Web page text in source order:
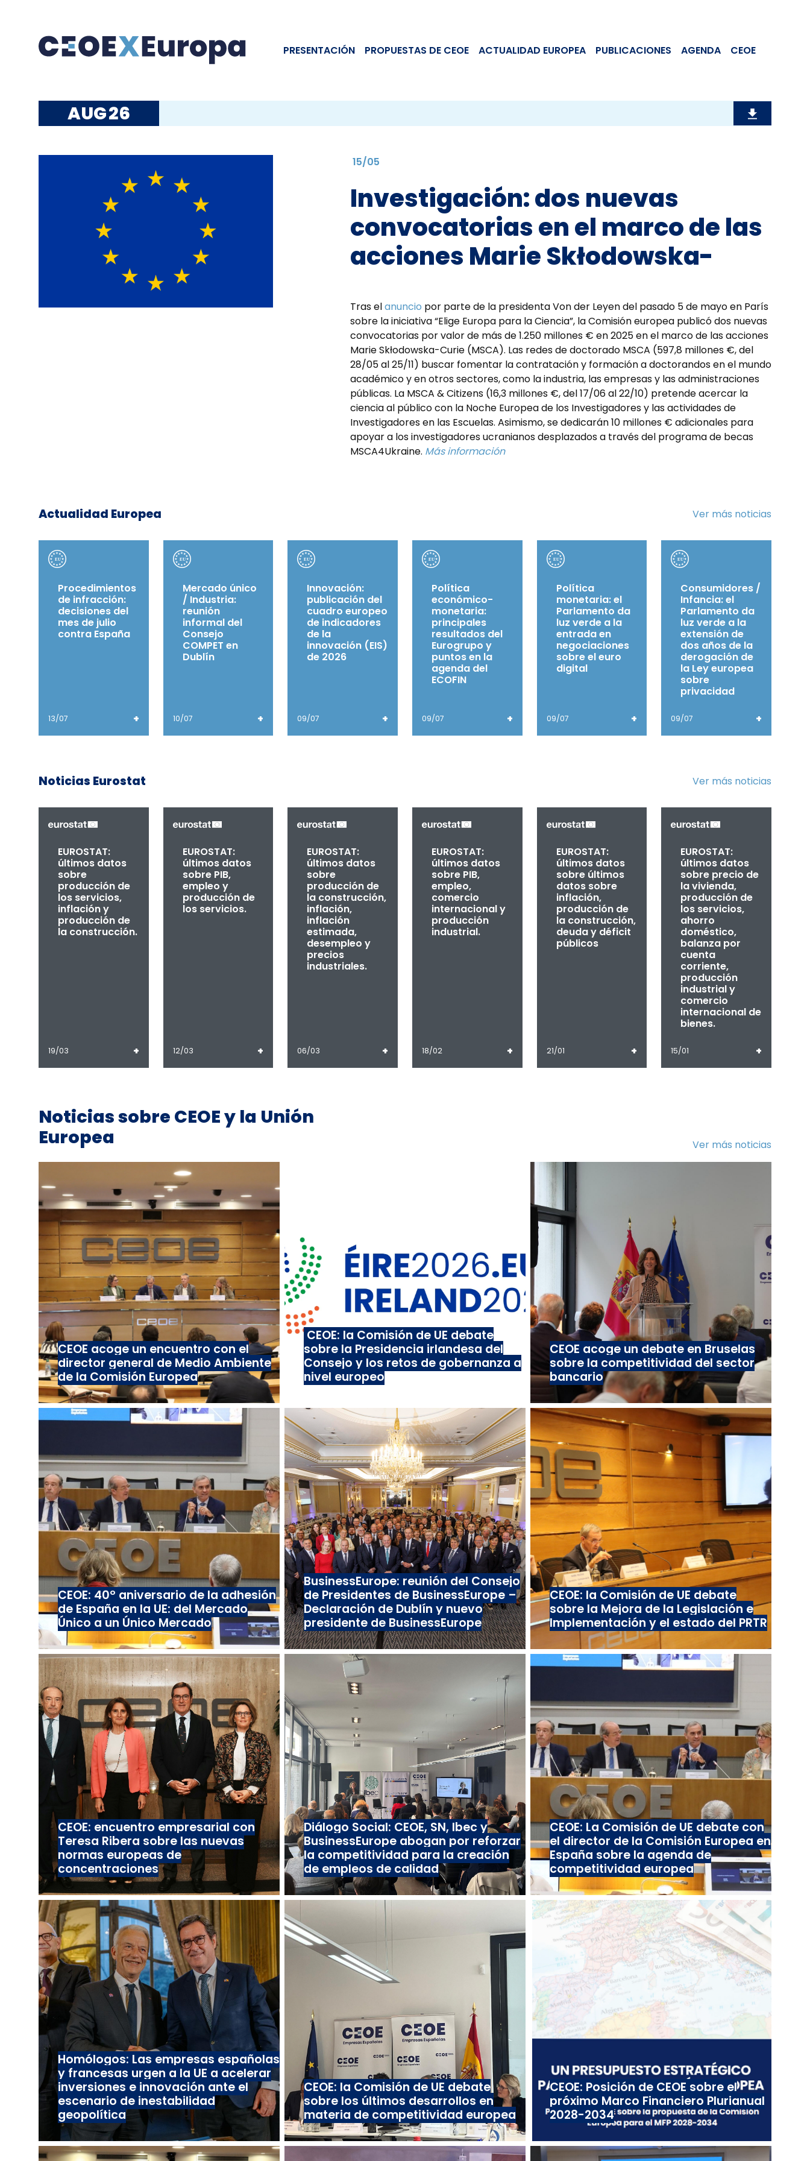
PRESENTACIÓN PROPUESTAS DE CEOE ACTUALIDAD EUROPEA PUBLICACIONES AGENDA CEOE
AUG26
15/05
Investigación: dos nuevas
convocatorias en el marco de las
acciones Marie Skłodowska-
Tras elanuncio por parte de la presidenta Von der Leyen del pasado 5 de mayo en París
sobre la iniciativa “Elige Europa para la Ciencia”, la Comisión europea publicó dos nuevas
convocatorias por valor de más de 1.250 millones € en 2025 en el marco de las acciones
Marie Skłodowska-Curie (MSCA). Las redes de doctorado MSCA (597,8 millones €, del
28/05 al 25/11) buscar fomentar la contratación y formación a doctorandos en el mundo
académico y en otros sectores, como la industria, las empresas y las administraciones
públicas. La MSCA & Citizens (16,3 millones €, del 17/06 al 22/10) pretende acercar la
ciencia al público con la Noche Europea de los Investigadores y las actividades de
Investigadores en las Escuelas. Asimismo, se dedicarán 10 millones € adicionales para
apoyar a los investigadores ucranianos desplazados a través del programa de becas
MSCA4Ukraine. Más información
Actualidad Europea Ver más noticias
Procedimientos
de infracción:
decisiones del
mes de julio
contra España
13/07 +
Mercado único
/ Industria:
reunión
informal del
Consejo
COMPET en
Dublín
10/07 +
Innovación:
publicación del
cuadro europeo
de indicadores
de la
innovación (EIS)
de 2026
09/07 +
Política
económico-
monetaria:
principales
resultados del
Eurogrupo y
puntos en la
agenda del
ECOFIN
09/07 +
Política
monetaria: el
Parlamento da
luz verde a la
entrada en
negociaciones
sobre el euro
digital
09/07 +
Consumidores /
Infancia: el
Parlamento da
luz verde a la
extensión de
dos años de la
derogación de
la Ley europea
sobre
privacidad
09/07 +
Noticias Eurostat Ver más noticias
EUROSTAT:
últimos datos
sobre
producción de
los servicios,
inflación y
producción de
la construcción.
19/03 +
EUROSTAT:
últimos datos
sobre PIB,
empleo y
producción de
los servicios.
12/03 +
EUROSTAT:
últimos datos
sobre
producción de
la construcción,
inflación,
inflación
estimada,
desempleo y
precios
industriales.
06/03 +
EUROSTAT:
últimos datos
sobre PIB,
empleo,
comercio
internacional y
producción
industrial.
18/02 +
EUROSTAT:
últimos datos
sobre últimos
datos sobre
inflación,
producción de
la construcción,
deuda y déficit
públicos
21/01 +
EUROSTAT:
últimos datos
sobre precio de
la vivienda,
producción de
los servicios,
ahorro
doméstico,
balanza por
cuenta
corriente,
producción
industrial y
comercio
internacional de
bienes.
15/01 +
Noticias sobre CEOE y la Unión
Europea
Ver más noticias
CEOE acoge un encuentro con el
director general de Medio Ambiente
de la Comisión Europea
CEOE: la Comisión de UE debate
sobre la Presidencia irlandesa del
Consejo y los retos de gobernanza a
nivel europeo
CEOE acoge un debate en Bruselas
sobre la competitividad del sector
bancario
CEOE: 40º aniversario de la adhesión
de España en la UE: del Mercado
Único a un Único Mercado
BusinessEurope: reunión del Consejo
de Presidentes de BusinessEurope –
Declaración de Dublín y nuevo
presidente de BusinessEurope
CEOE: la Comisión de UE debate
sobre la Mejora de la Legislación e
Implementación y el estado del PRTR
CEOE: encuentro empresarial con
Teresa Ribera sobre las nuevas
normas europeas de
concentraciones
Diálogo Social: CEOE, SN, Ibec y
BusinessEurope abogan por reforzar
la competitividad para la creación
de empleos de calidad
CEOE: La Comisión de UE debate con
el director de la Comisión Europea en
España sobre la agenda de
competitividad europea
Homólogos: Las empresas españolas
y francesas urgen a la UE a acelerar
inversiones e innovación ante el
escenario de inestabilidad
geopolítica
CEOE: la Comisión de UE debate
sobre los últimos desarrollos en
materia de competitividad europea
CEOE: Posición de CEOE sobre el
próximo Marco Financiero Plurianual
2028-2034